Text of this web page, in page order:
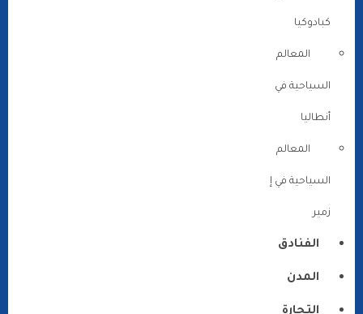
كبادوكيا
المعالم
السياحية في
أنطاليا
المعالم
السياحية في إ
زمير
الفنادق
المدن